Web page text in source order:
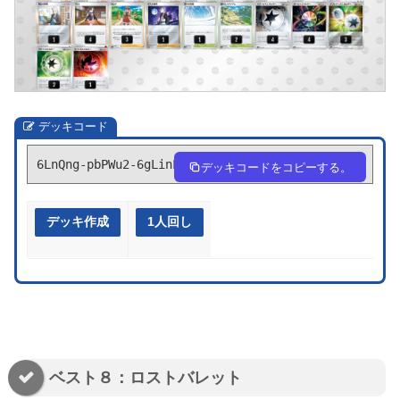
デッキコード
6LnQng-pbPWu2-6gLinL デッキコードをコピーする。
デッキ作成 1人回し
ベスト８：ロストバレット